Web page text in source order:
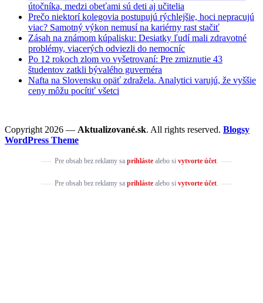
útočníka, medzi obeťami sú deti aj učitelia
Prečo niektorí kolegovia postupujú rýchlejšie, hoci nepracujú
viac? Samotný výkon nemusí na kariérny rast stačiť
Zásah na známom kúpalisku: Desiatky ľudí mali zdravotné
problémy, viacerých odviezli do nemocníc
Po 12 rokoch zlom vo vyšetrovaní: Pre zmiznutie 43
študentov zatkli bývalého guvernéra
Nafta na Slovensku opäť zdražela. Analytici varujú, že vyššie
ceny môžu pocítiť všetci
Copyright 2026 — Aktualizované.sk. All rights reserved. Blogsy
WordPress Theme
Pre obsah bez reklamy sa prihlástealebo si vytvorte účet.